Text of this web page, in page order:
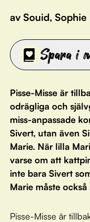
av Souid, Sophie
Spara i
Pisse-Misse är
odrägliga och
miss-anpassade
Sivert, utan även
Marie. När lilla
varse om att
inte bara Sivert
Marie måste
Pisse-Misse är